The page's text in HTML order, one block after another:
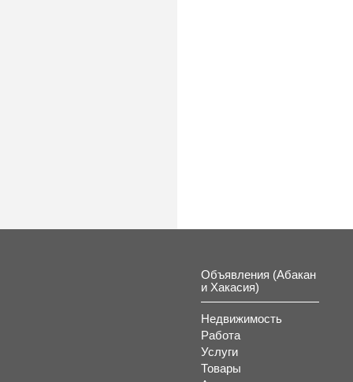
Объявления (Абакан
и Хакасия)
Недвижимость
Работа
Услуги
Товары